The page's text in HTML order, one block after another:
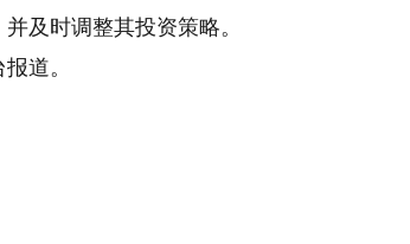
及时调整其投资策略。
道。